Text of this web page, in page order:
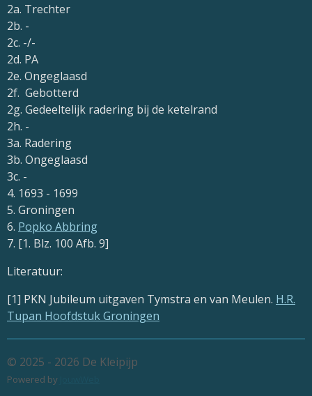
2a. Trechter
2b. -
2c. -/-
2d. PA
2e. Ongeglaasd
2f. Gebotterd
2g. Gedeeltelijk radering bij de ketelrand
2h. -
3a. Radering
3b. Ongeglaasd
3c. -
4. 1693 - 1699
5. Groningen
6. Popko Abbring
7. [1. Blz. 100 Afb. 9]
Literatuur:
[1] PKN Jubileum uitgaven Tymstra en van Meulen. H.R.
Tupan Hoofdstuk Groningen
© 2025 - 2026 De Kleipijp
Powered by